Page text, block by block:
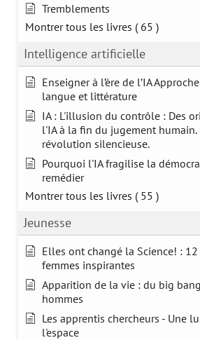
Tremblements
Montrer tous les livres ( 65 )
Intelligence artificielle
Enseigner à l’ère de l’IA
langue et littérature
IA : L'illusion du contrôle : Des
l'IA à la fin du jugement humain.
révolution silencieuse.
Pourquoi l'IA fragilise la
remédier
Montrer tous les livres ( 55 )
Jeunesse
Elles ont changé la Science! :
femmes inspirantes
Apparition de la vie : du big
hommes
Les apprentis chercheurs - Une
l'espace